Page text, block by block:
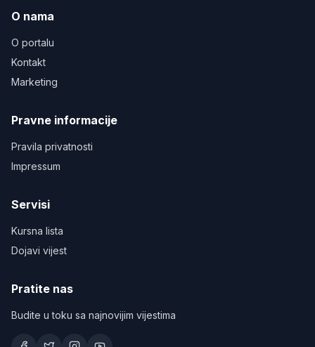
O nama
O portalu
Kontakt
Marketing
Pravne informacije
Pravila privatnosti
Impressum
Servisi
Kursna lista
Dojavi vijest
Pratite nas
Budite u toku sa najnovijim vijestima